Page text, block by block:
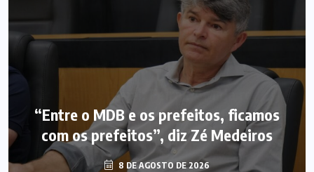
“Entre o MDB e os prefeitos, ficamos
com os prefeitos”, diz Zé Medeiros
8 DE AGOSTO DE 2026